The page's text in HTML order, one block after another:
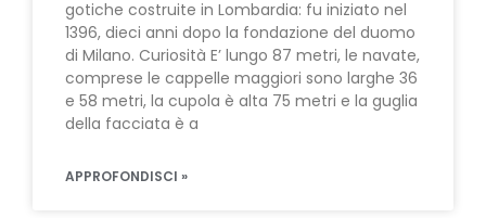
gotiche costruite in Lombardia: fu iniziato nel
1396, dieci anni dopo la fondazione del duomo
di Milano. Curiosità E’ lungo 87 metri, le navate,
comprese le cappelle maggiori sono larghe 36
e 58 metri, la cupola è alta 75 metri e la guglia
della facciata è a
APPROFONDISCI »